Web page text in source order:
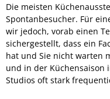
Die meisten
Spontanbesucher. Für
wir jedoch, vorab einen
sichergestellt, dass ein
hat und Sie nicht warten
und in der Küchensaison
Studios oft stark